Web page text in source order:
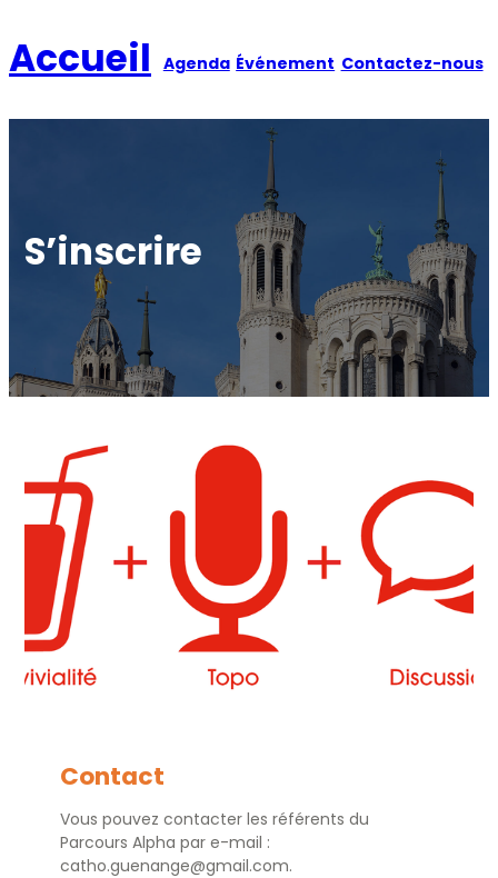
au
contenu
Accueil Agenda Événement Contactez-nous
S’inscrire
Contact
Vous pouvez contacter les référents du
Parcours Alpha par e-mail :
catho.guenange@gmail.com.